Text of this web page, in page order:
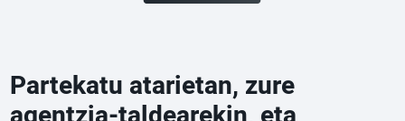
Partekatu atarietan, zure